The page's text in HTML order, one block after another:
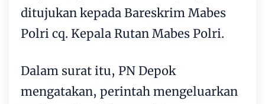
ditujukan kepada Bareskrim Mabes
Polri cq. Kepala Rutan Mabes Polri.
Dalam surat itu, PN Depok
mengatakan, perintah mengeluarkan